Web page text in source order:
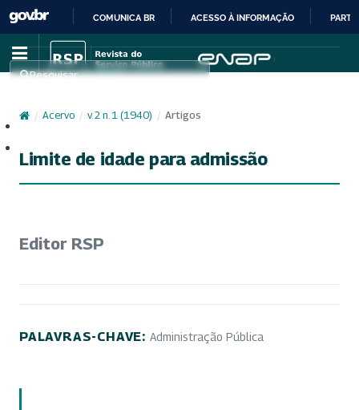
IR
PARA
CONTEÚDO
COMUNICA BR ACESSO À INFORMAÇÃO
Pesquisar
/ Acervo / v. 2 n. 1 (1940) / Artigos
Limite de idade para admissão
Editor RSP
PALAVRAS-CHAVE: Administração Pública